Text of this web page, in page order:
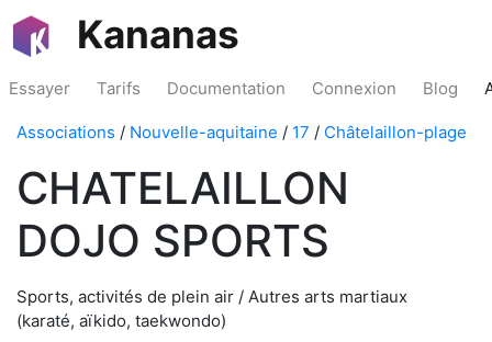
Kananas
Essayer Tarifs Documentation Connexion Blog
Associations / Nouvelle-aquitaine / 17 / Châtelaillon-plage
CHATELAILLON
DOJO SPORTS
Sports, activités de plein air / Autres arts martiaux
(karaté, aïkido, taekwondo)